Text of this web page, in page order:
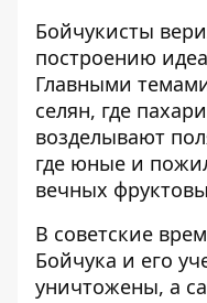
Бойчукисты
построению
Главными
селян, где
возделывают
где юные и
вечных
В советские
Бойчука и его
уничтожены, а